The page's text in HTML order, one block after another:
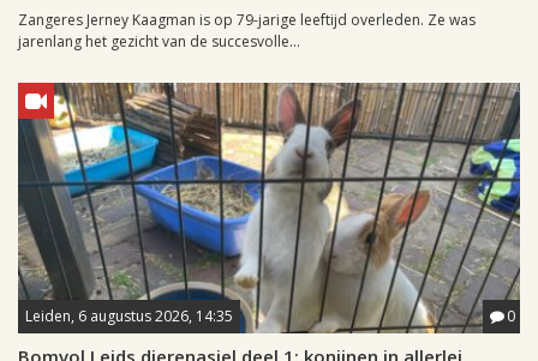
Zangeres Jerney Kaagman is op 79-jarige leeftijd overleden. Ze was
jarenlang het gezicht van de succesvolle...
Leiden, 6 augustus 2026, 14:35 0